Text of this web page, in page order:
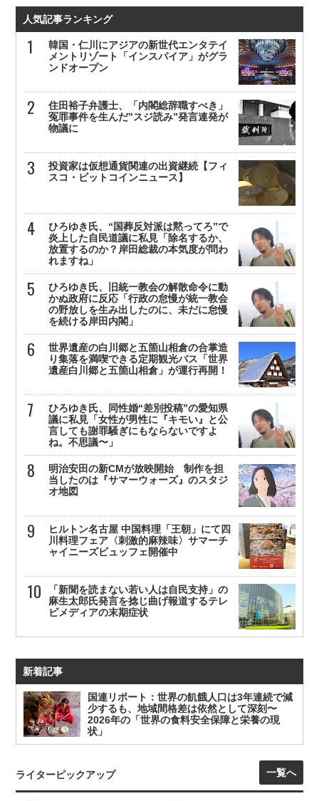
人気記事ランキング
韓国・仁川にアジアの新世代エンタテイ
メントリゾート「インスパイア」がグラ
ンドオープン
住田裕子弁護士、「内閣総辞職すべき」
冤罪事件を生んだ”スジ読み”発言連発が
物議に
投資家は仮想通貨関連の出資継続【フィ
スコ・ビットコインニュース】
ひろゆき氏、“国葬反対派は黙ってろ”で
炎上した自民道議に私見「除名するか、
放置するのか？岸田総裁の本気度が問わ
れますね」
ひろゆき氏、旧統一教会の解散命令に動
かぬ政府に反応「行政の怠慢が統一教会
の野放しを生み出したのに、未だに怠慢
を続ける岸田内閣」
世界遺産の白川郷と五箇山相倉の合掌造
り集落を満喫できる定期観光バス「世界
遺産白川郷と五箇山相倉」が運行再開！
ひろゆき氏、同性婚“差別投稿”の愛知県
議に私見「女性が男性に『キモい』と公
言しても謝罪騒ぎにもならないですよ
ね。不思議〜」
明治安田の新CMが放映開始 制作を担
当したのは『サマーウォーズ』のスタジ
オ地図
ヒルトン名古屋 中国料理「王朝」にて四
川料理フェア〈刺激的麻辣味〉サマーチ
ャイニーズビュッフェ開催中
「新聞を読まない若い人は自民支持」の
麻生太郎氏発言を捻じ曲げ報道するテレ
ビメディアの末期症状
新着記事
国連リポート：世界の飢餓人口は3年連続で減
少するも、地域間格差は依然として深刻〜
2026年の「世界の食料安全保障と栄養の現
状」
ライターピックアップ 一覧へ